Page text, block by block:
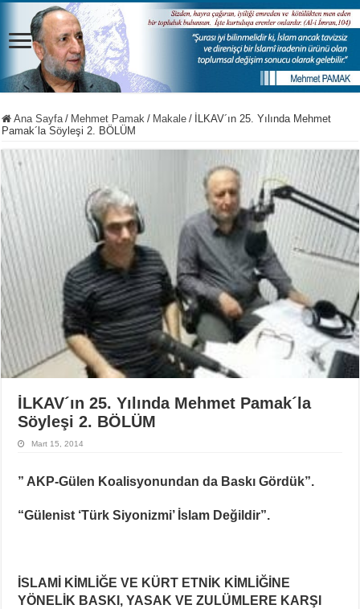
Ana Sayfa / Mehmet Pamak / Makale / İLKAV´ın 25. Yılında Mehmet
Pamak´la Söyleşi 2. BÖLÜM
İLKAV´ın 25. Yılında Mehmet Pamak´la
Söyleşi 2. BÖLÜM
Mart 15, 2014
” AKP-Gülen Koalisyonundan da Baskı Gördük”.
“Gülenist ‘Türk Siyonizmi’ İslam Değildir”.
İSLAMİ KİMLİĞE VE KÜRT ETNİK KİMLİĞİNE
YÖNELİK BASKI, YASAK VE ZULÜMLERE KARŞI